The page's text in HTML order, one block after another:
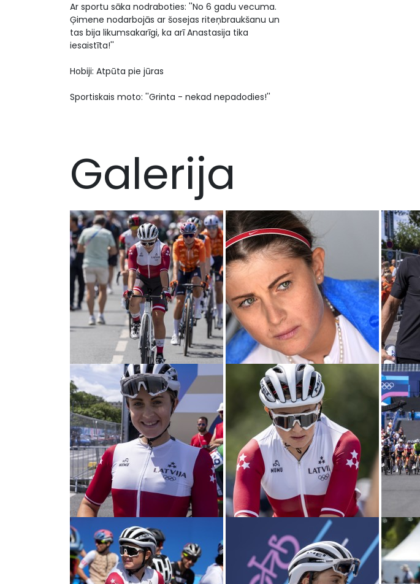
Ar sportu sāka nodraboties: ''No 6 gadu vecuma.
Ģimene nodarbojās ar šosejas riteņbraukšanu un
tas bija likumsakarīgi, ka arī Anastasija tika
iesaistīta!''
Hobiji: Atpūta pie jūras
Sportiskais moto: ''Grinta - nekad nepadodies!''
Galerija